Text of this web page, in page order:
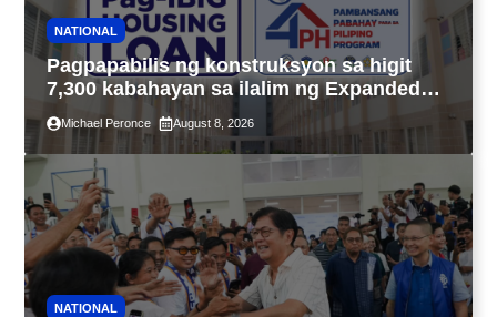
NATIONAL
Pagpapabilis ng konstruksyon sa higit
7,300 kabahayan sa ilalim ng Expanded
4PH, posible na sa pagtutulungan ng Pag-
IBIG at P.A. Alvarez
Michael Peronce August 8, 2026
NATIONAL